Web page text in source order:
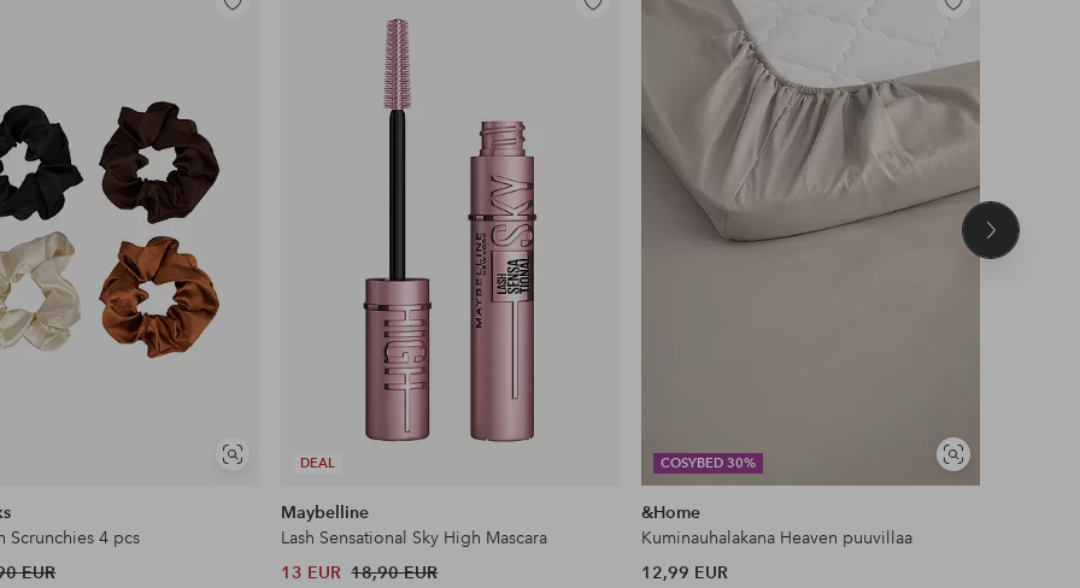
Näytä
Lisää
Scrunchies 4 pcs
EUR
DEAL
Lisää
Maybelline
Lash Sensational Sky High Mascara
13 EUR 18,90 EUR
COSYBED 30%
Näytä
samankaltaisia
Lisää
&Home
Kuminauhalakana Heaven puuvillaa
12,99 EUR
Seuraava